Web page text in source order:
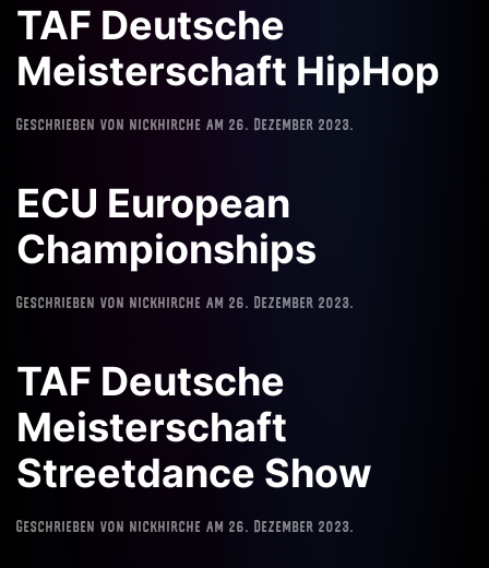
TAF Deutsche
Meisterschaft HipHop
Geschrieben von nickhirche am 26. Dezember 2023.
ECU European
Championships
Geschrieben von nickhirche am 26. Dezember 2023.
TAF Deutsche
Meisterschaft
Streetdance Show
Geschrieben von nickhirche am 26. Dezember 2023.